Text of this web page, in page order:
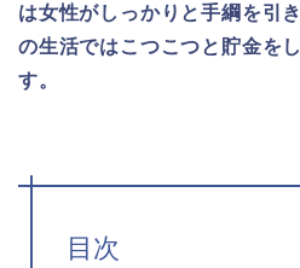
は女性がしっかりと手綱を引
の生活ではこつこつと貯金を
す。
目次